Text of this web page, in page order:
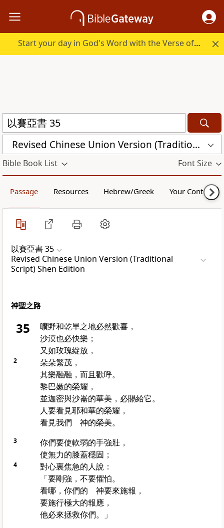
Start your day in God's Word with the Verse of the Day.
Revised Chinese Union Version (Traditional Script) Shen Edition (RCU17TS)
Bible Book List Font Size
Passage Resources Hebrew/Greek Your Content
以賽亞書 35
Revised Chinese Union Version (Traditional
Script) Shen Edition
神聖之路
35
曠野和乾旱之地必然歡喜，
沙漠也必快樂；
又如玫瑰綻放，
2
朵朵繁茂，
其樂融融，而且歡呼。
黎巴嫩的榮耀，
並迦密與沙崙的華美，必賜給它。
人要看見耶和華的榮耀，
看見我們 神的榮美。
3
你們要使軟弱的手強壯，
使無力的膝蓋穩固；
4
對心裏焦急的人說：
「要剛強，不要懼怕。
看哪，你們的 神要來施報，
要施行極大的報應，
他必來拯救你們。」